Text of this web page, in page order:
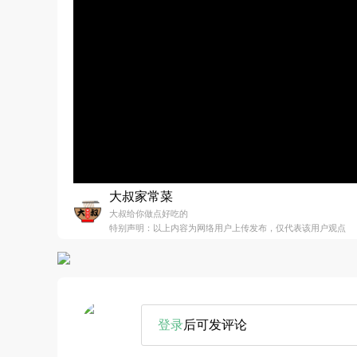
大叔家常菜
大叔给你做点好吃的
特别声明：以上内容为网络用户上传发布，仅代表该用户观点
登录后可发评论